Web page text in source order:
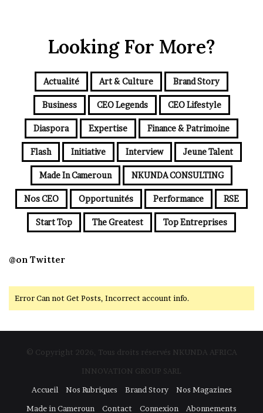
Looking For More?
Actualité Art & Culture Brand Story
Business CEO Legends CEO Lifestyle
Diaspora Expertise Finance & Patrimoine
Flash Initiative Interview Jeune Talent
Made In Cameroun NKUNDA CONSULTING
Nos CEO Opportunités Performance RSE
Start Top The Greatest Top Entreprises
@on Twitter
Error Can not Get Posts, Incorrect account info.
© Copyright 2026, Tous droits réservés NKUNDA AFRICA
INNOVATION GROUP SARL
Accueil
Nos Rubriques Brand Story
Nos Magazines
Made in Cameroun
Contact Connexion Abonnements